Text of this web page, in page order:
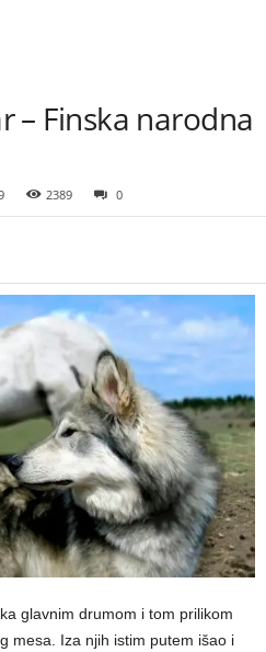
– Finska narodna
2389 0
glavnim drumom i tom prilikom
mesa. Iza njih istim putem išao i